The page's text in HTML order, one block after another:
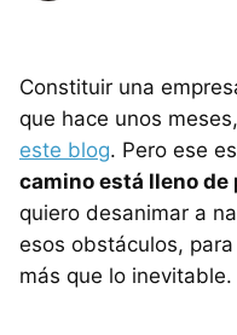
Constituir una
que hace unos
este blog. Pero ese
camino está lleno de
quiero desanimar a
esos obstáculos,
más que lo inevitable.